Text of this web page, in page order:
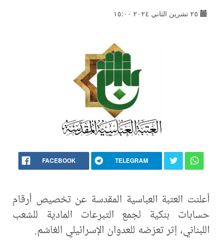
٢٥ تشرين الثاني ٢٠٢٤ ١٥:٠٠
FACEBOOK TELEGRAM
أعلنت العتبة العباسية المقدسة عن تخصيص أرقام
حسابات بنكية لجمع التبرعات المادية للشعب
اللبناني، إثر تعرّضه للعدوان الإسرائيلي الغاشم.